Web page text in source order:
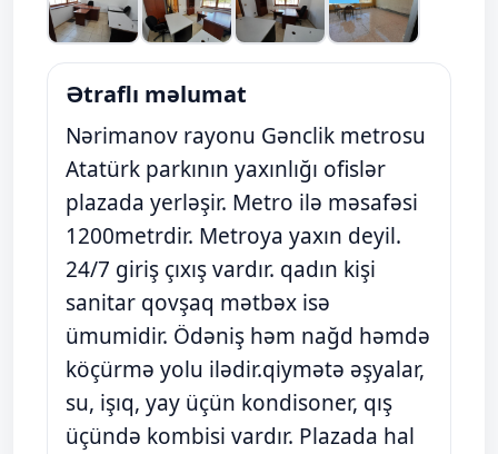
Ətraflı məlumat
Nərimanov rayonu Gənclik metrosu
Atatürk parkının yaxınlığı ofislər
plazada yerləşir. Metro ilə məsafəsi
1200metrdir. Metroya yaxın deyil.
24/7 giriş çıxış vardır. qadın kişi
sanitar qovşaq mətbəx isə
ümumidir. Ödəniş həm nağd həmdə
köçürmə yolu ilədir.qiymətə əşyalar,
su, işıq, yay üçün kondisoner, qış
üçündə kombisi vardır. Plazada hal